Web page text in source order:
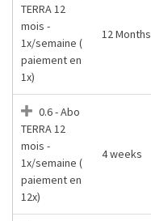
TERRA 12
mois -
1x/semaine (
paiement en
1x)
12 Months
0.6 - Abo
TERRA 12
mois -
1x/semaine (
paiement en
12x)
4 weeks